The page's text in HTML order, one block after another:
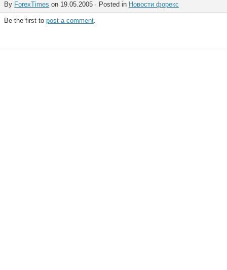
By ForexTimes on 19.05.2005 · Posted in Новости форекс
Be the first to post a comment.